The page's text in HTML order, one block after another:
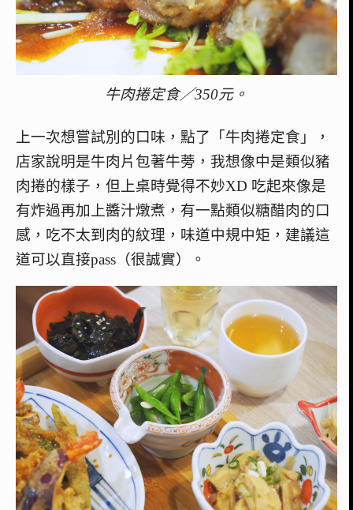
牛肉捲定食／350元。
上一次想嘗試別的口味，點了「牛肉捲定食」，
店家說明是牛肉片包著牛蒡，我想像中是類似豬
肉捲的樣子，但上桌時覺得不妙XD 吃起來像是
有炸過再加上醬汁燉煮，有一點類似糖醋肉的口
感，吃不太到肉的紋理，味道中規中矩，建議這
道可以直接pass（很誠實）。